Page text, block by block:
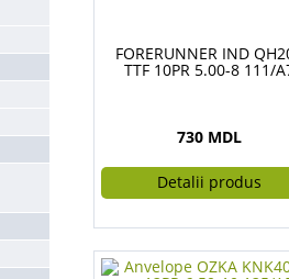
FORERUNNER IND
TTF 10PR 5.00-8 111/
730 MDL
Detalii produs